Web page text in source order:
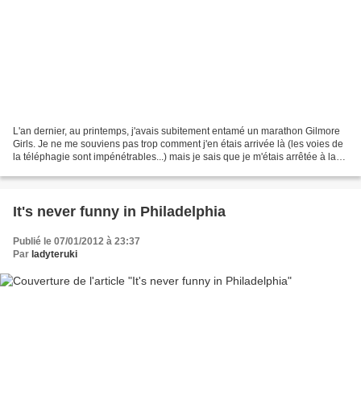
L'an dernier, au printemps, j'avais subitement entamé un marathon Gilmore
Girls. Je ne me souviens pas trop comment j'en étais arrivée là (les voies de
la téléphagie sont impénétrables...) mais je sais que je m'étais arrêtée à la
It's never funny in Philadelphia
Publié le 07/01/2012 à 23:37
Par ladyteruki